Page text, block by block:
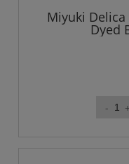
Miyuki Delica
Dyed